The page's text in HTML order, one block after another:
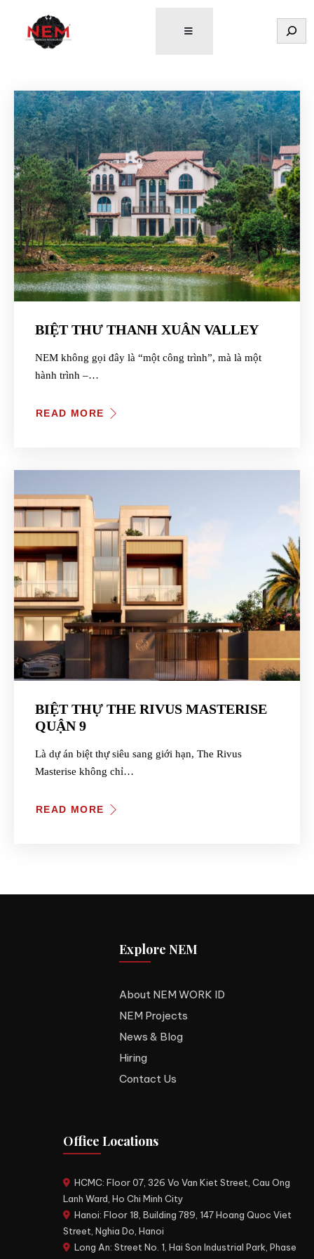
Tìm
kiếm
BIỆT THƯ THANH XUÂN VALLEY
NEM không gọi đây là “một công trình”, mà là một
hành trình –…
READ MORE
BIỆT THỰ THE RIVUS MASTERISE
QUẬN 9
Là dự án biệt thự siêu sang giới hạn, The Rivus
Masterise không chỉ…
READ MORE
Explore NEM
About NEM WORK ID
NEM Projects
News & Blog
Hiring
Contact Us
Office Locations
HCMC: Floor 07, 326 Vo Van Kiet Street, Cau Ong
Lanh Ward, Ho Chi Minh City
Hanoi: Floor 18, Building 789, 147 Hoang Quoc Viet
Street, Nghia Do, Hanoi
Long An: Street No. 1, Hai Son Industrial Park, Phase